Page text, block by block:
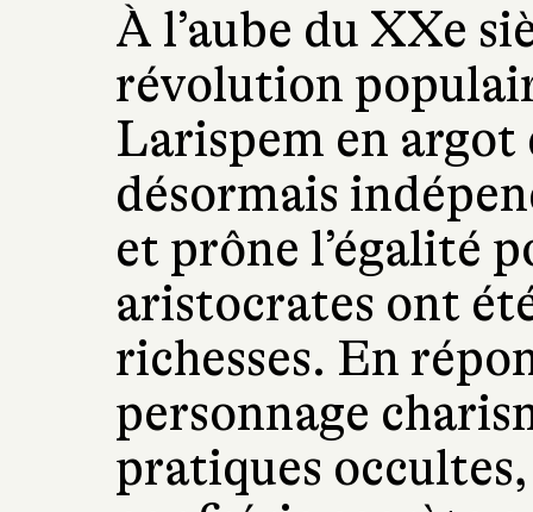
À l’aube du XXe
révolution
Larispem en argot
désormais
et prône l’égalité
aristocrates ont
richesses. En
personnage
pratiques